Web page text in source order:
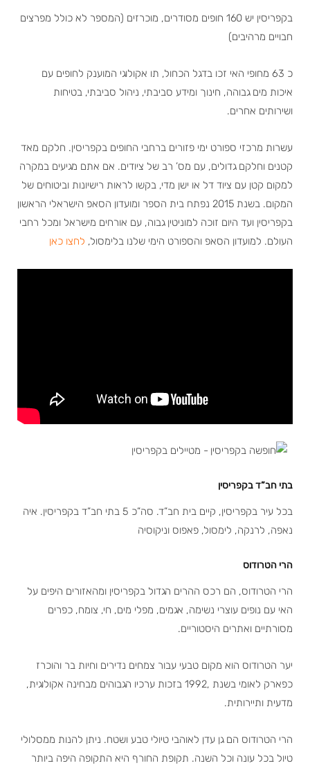
בקפריסין יש 160 חופים מסודרים, מוכרזים (המספר לא כולל מפרצים
חבויים מרהיבים)
כ 63 מחופי האי זכו בדגל הכחול, תו אקולוגי המוענק לחופים עם
איכות מים גבוהה, חינוך ומידע סביבתי, ניהול סביבתי, בטיחות
ושירותים אחרים.
עשרות מרכזי ספורט ימי פזורים ברחבי החופים בקפריסין. חלקם מאד
קטנים וחלקם גדולים, עם מס’ רב של ציודים. אם אתם מגיעים במקרה
למקום קטן עם ציוד דל או ישן מדי, בקשו לראות רישיונות וביטוחים של
המקום. בשנת 2015 נפתח בית הספר ומועדון הסאפ הישראלי הראשון
בקפריסין ועד היום זוכה למוניטין גבוה, עם אורחים מישראל ומכל רחבי
העולם. למועדון הסאפ והספורט הימי שלנו בלימסול, לחצו כאן
בתי חב”ד בקפריסין
בכל עיר בקפריסין, קיים בית חב”ד. סה”כ 5 בתי חב”ד בקפריסין. איה
נאפה, לרנקה, לימסול, פאפוס וניקוסיה
הרי הטרודוס
הרי הטרודוס, הם רכס ההרים הגדול בקפריסין ומהאזורים היפים על
האי עם נופים עוצרי נשימה, אגמים, מפלי מים, חי, צומח, כפרים
מסורתיים ואתרים היסטוריים.
יער הטרודוס הוא מקום טבעי עבור צמחים נדירים וחיות בר והוכרז
כפארק לאומי בשנת ,1992 בזכות ערכיו הגבוהים מבחינה אקולוגית,
מדעית ותיירותית.
הרי הטרודוס הם גן עדן לאוהבי טיולי טבע ושטח. ניתן להנות ממסלולי
טיול בכל עונה וכל השנה. תקופת החורף היא התקופה היפה ביותר